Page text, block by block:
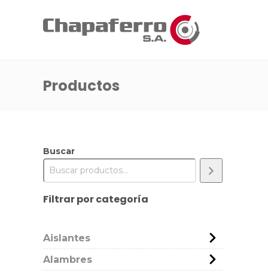
Productos
Buscar
Filtrar por categoría
Aislantes
Alambres